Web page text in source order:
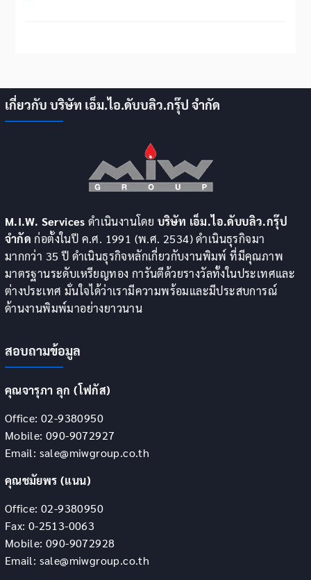
เกี่ยวกับ บริษัท เอ็ม.ไอ.ดับบลิว.กรุ๊ป จำกัด
M.I.W. Services ดำเนินงานโดย บริษัท เอ็ม.ไอ.ดับบลิว.กรุ๊ป
จำกัด ก่อตั้งในปี ค.ศ. 1991 (พ.ศ. 2534) ดำเนินธุรกิจมา
มากกว่า 35 ปี ดำเนินธุรกิจหลักเกี่ยวกับงานพิมพ์ ที่มีคุณภาพ
มาตรฐานระดับเหรียญทอง การันตีด้วยรางวัลทั้งในประเทศและ
ต่างประเทศ มั่นใจได้ว่าเรามีความพร้อมและมีประสบการณ์
ด้านงานพิมพ์มาอย่างยาวนาน
สอบถามข้อมูล
คุณจารุภา ลุก (โฟกัส)
Office: 02-9380950
Mobile: 090-9072927
Email: sale@miwgroup.co.th
คุณชมัยพร (แนน)
Office: 02-9380950
Fax: 0-2513-0063
Mobile: 090-9072928
Email: sale@miwgroup.co.th